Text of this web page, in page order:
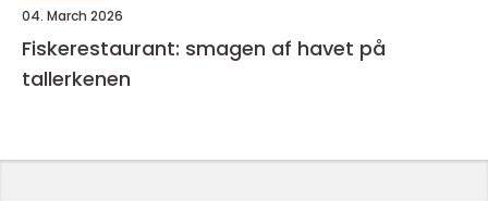
04. March 2026
Fiskerestaurant: smagen af havet på
tallerkenen